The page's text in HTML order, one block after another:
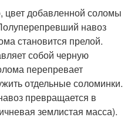
цвет добавленной соломы
навоз
становится прелой.
собой черную
перепревает
отдельные соломинки.
превращается в
землистая масса).